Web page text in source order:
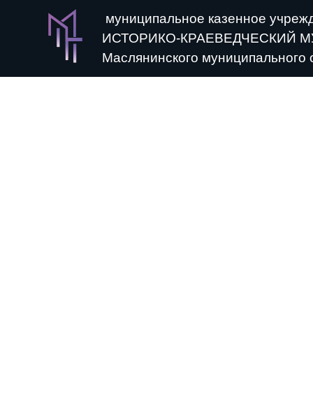
муниципальное казенное
ИСТОРИКО-КРАЕВЕДЧЕСКИЙ
Маслянинского муниципального